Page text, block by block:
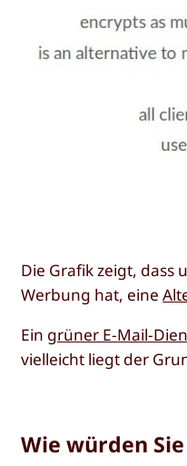
Die Grafik zeigt, dass
Werbung hat, eine
Ein grüner E-Mail-
vielleicht liegt der
Wie würden